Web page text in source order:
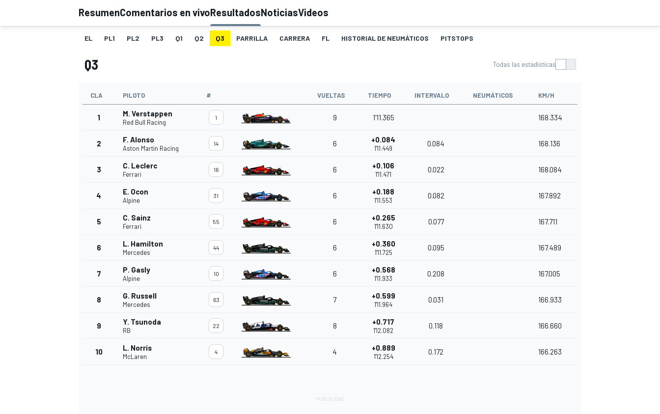
ResumenComentarios en vivoResultadosNoticiasVideos
EL PL1 PL2 PL3 Q1 Q2 Q3 PARRILLA CARRERA FL HISTORIAL DE NEUMÁTICOS PITSTOPS
Q3 Todas las estadísticas
CLA PILOTO # VUELTAS TIEMPO INTERVALO NEUMÁTICOS KM/H
1 M. Verstappen
Red Bull Racing
1 9 1'11.365 168.334
2 F. Alonso
Aston Martin Racing
14 6 +0.084
1'11.449
0.084 168.136
3 C. Leclerc
Ferrari
16 6 +0.106
1'11.471
0.022 168.084
4 E. Ocon
Alpine
31 6 +0.188
1'11.553
0.082 167.892
5 C. Sainz
Ferrari
55 6 +0.265
1'11.630
0.077 167.711
6 L. Hamilton
Mercedes
44 6 +0.360
1'11.725
0.095 167.489
7 P. Gasly
Alpine
10 6 +0.568
1'11.933
0.208 167.005
8 G. Russell
Mercedes
63 7 +0.599
1'11.964
0.031 166.933
9 Y. Tsunoda
RB
22 8 +0.717
1'12.082
0.118 166.660
10 L. Norris
McLaren
4 4 +0.889
1'12.254
0.172 166.263